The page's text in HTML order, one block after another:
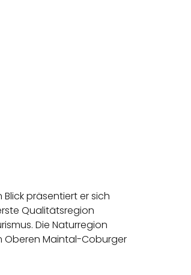
präsentiert er sich
Qualitätsregion
Die Naturregion
Oberen Maintal-Coburger